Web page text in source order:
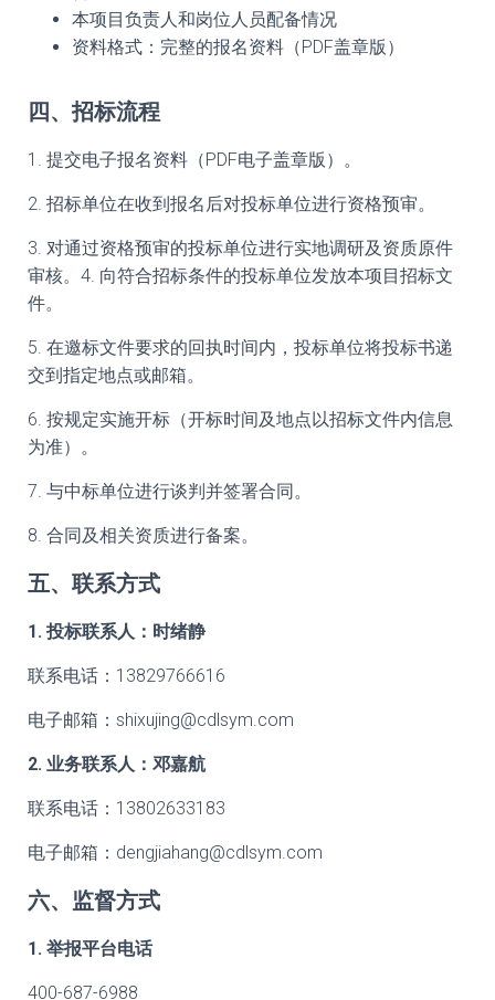
本项目负责人和岗位人员配备情况
资料格式：完整的报名资料（PDF盖章版）
四、招标流程
1. 提交电子报名资料（PDF电子盖章版）。
2. 招标单位在收到报名后对投标单位进行资格预审。
3. 对通过资格预审的投标单位进行实地调研及资质原件
审核。4. 向符合招标条件的投标单位发放本项目招标文
件。
5. 在邀标文件要求的回执时间内，投标单位将投标书递
交到指定地点或邮箱。
6. 按规定实施开标（开标时间及地点以招标文件内信息
为准）。
7. 与中标单位进行谈判并签署合同。
8. 合同及相关资质进行备案。
五、联系方式
1. 投标联系人：时绪静
联系电话：13829766616
电子邮箱：shixujing@cdlsym.com
2. 业务联系人：邓嘉航
联系电话：13802633183
电子邮箱：dengjiahang@cdlsym.com
六、监督方式
1. 举报平台电话
400-687-6988